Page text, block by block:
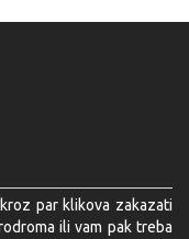
par klikova zakazati
ili vam pak treba